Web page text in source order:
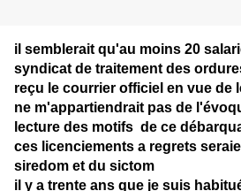
il semblerait qu'au moins 20
syndicat de traitement des
reçu le courrier officiel en vue de
ne m'appartiendrait pas de
lecture des motifs de ce
ces licenciements a regrets
siredom et du sictom
il y a trente ans que je suis